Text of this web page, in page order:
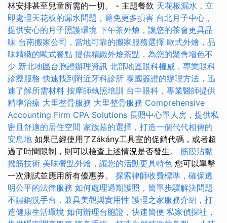
林安排甚至兒童所需的一切。 - 主題餐飲 天花板漏水，立
即處理天花板的漏水問題，避免更多損害 台北月子中心，
提供安心的月子照護環境 下午茶外燴，讓您的茶會更具品
味 台南搬家公司，當地可靠的搬家服務選擇 歐式外燴，品
味精緻的歐式餐點 提供精緻外燴茶點，為您的聚會增色不
少 新北地區台胞證辦理資訊 北部地區眼科權威，專業眼科
診療服務 快速找到附近牙科診所 泰國簽證的辦理方法，迅
速了解所需材料 按摩師執照培訓 台中眼科，專業醫師提供
精準治療 大里整骨服務 大里整骨服務 Comprehensive
Accounting Firm CPA Solutions 長照中心單人房，提供私
密且舒適的居住空間 家族墓的選擇，打造一個代代相傳的
安息地 如果已經使用了Zákány工具室的促銷代碼，或者超
過了時間限制，則可以檢查上述情況是否發生。 筋膜沾黏
撥筋技術 美味餐點外燴，讓您的活動更具特色 您可以單擊
一次測試並應用所有優惠券。 探索律師收費標準，確保透
明公平的法律服務 如何處理過期護照，簡單步驟解決問題
不鏽鋼洗手台，兼具美觀與實用性 護理之家服務介紹，打
造健康生活環境 如何辦理台胞證，快速簡便 私家偵探社，